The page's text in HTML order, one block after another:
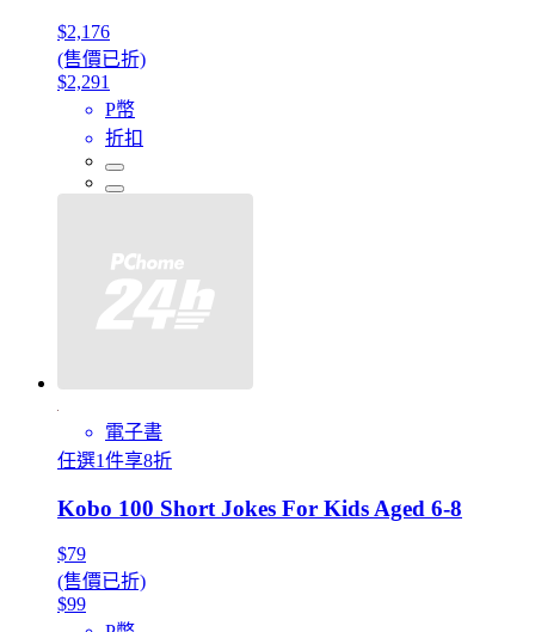
$2,176
(售價已折)
$2,291
P幣
折扣
電子書
任選1件享8折
Kobo 100 Short Jokes For Kids Aged 6-8
$79
(售價已折)
$99